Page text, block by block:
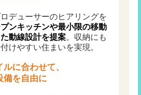
デューサーのヒアリングを
ンキッチンや最小限の移動
動線設計を提案。収納にも
けやすい住まいを実現。
に合わせて、
備を自由に